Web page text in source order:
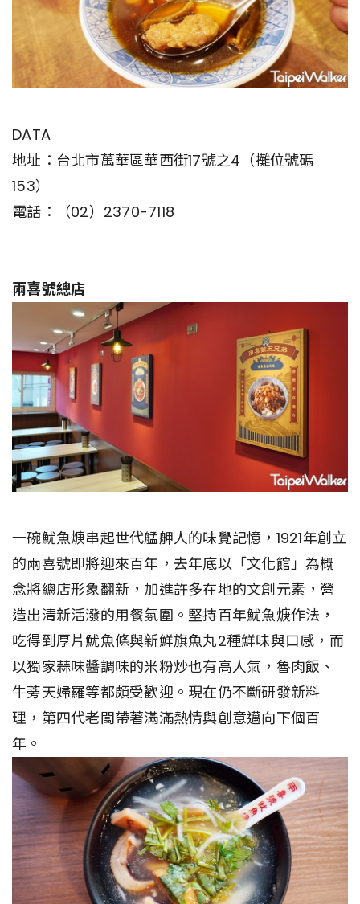
DATA
地址：台北市萬華區華西街17號之4（攤位號碼
153）
電話：（02）2370-7118
兩喜號總店
一碗魷魚焿串起世代艋舺人的味覺記憶，1921年創立
的兩喜號即將迎來百年，去年底以「文化館」為概
念將總店形象翻新，加進許多在地的文創元素，營
造出清新活潑的用餐氛圍。堅持百年魷魚焿作法，
吃得到厚片魷魚條與新鮮旗魚丸2種鮮味與口感，而
以獨家蒜味醬調味的米粉炒也有高人氣，魯肉飯、
牛蒡天婦羅等都頗受歡迎。現在仍不斷研發新料
理，第四代老闆帶著滿滿熱情與創意邁向下個百
年。